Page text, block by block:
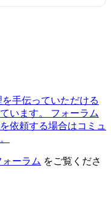
手伝っていただける
います。
フォーラム
依頼する場合はコミュ
ォーラム をご覧くださ